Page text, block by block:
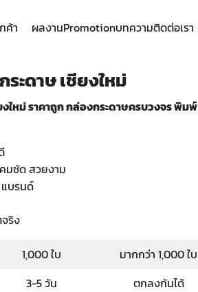
ค้า ผลงานPromotionบทความติดต่อเรา
ะดาษ เชียงใหม่
ใหม่ ราคาถูก กล่องกระดาษครบวงจร พิมพ์
มชัด สวยงาม
บรนด์
ริง
1,000 ใบ
มากกว่า 1,000 ใบ
3-5 วัน
ตกลงกันได้